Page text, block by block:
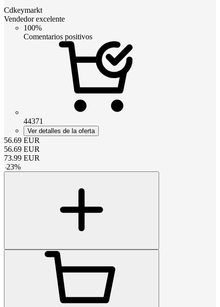
Cdkeymarkt
Vendedor excelente
100%
Comentarios positivos
44371
Ver detalles de la oferta
56.69 EUR
56.69 EUR
73.99 EUR
-23%